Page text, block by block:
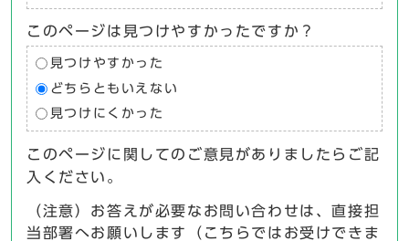
このページは見つけやすかったですか？
見つけやすかった
どちらともいえない
見つけにくかった
このページに関してのご意見がありましたらご記
入ください。
（注意）お答えが必要なお問い合わせは、直接担
当部署へお願いします（こちらではお受けできま